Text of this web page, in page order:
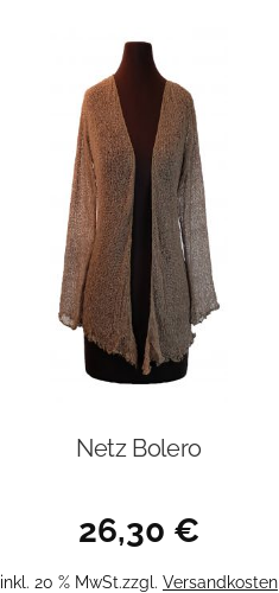
Netz Bolero
26,30 €
inkl. 20 % MwSt.zzgl. Versandkosten